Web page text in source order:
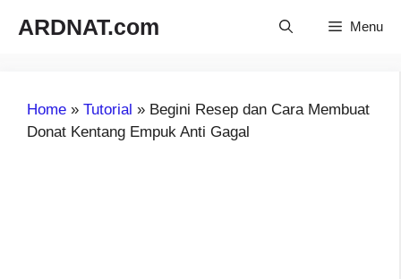
ARDNAT.com Menu
Home » Tutorial » Begini Resep dan Cara Membuat
Donat Kentang Empuk Anti Gagal